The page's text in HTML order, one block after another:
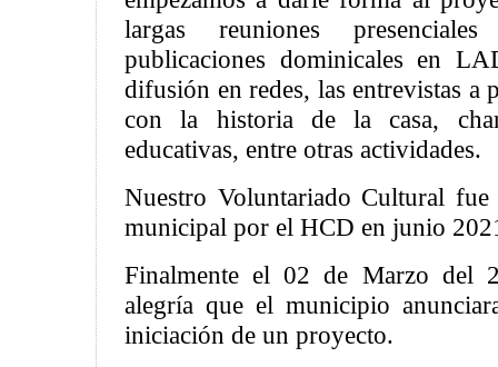
largas reuniones
publicaciones dominicales en
difusión en redes, las entrevistas a
con la historia de la casa,
educativas, entre otras actividades.
Nuestro Voluntariado Cultural fue
municipal por el HCD en junio
Finalmente el 02 de Marzo del
alegría que el municipio
iniciación de un proyecto.